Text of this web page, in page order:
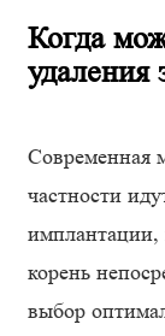
Когда
удаления
Современная
частности
имплантации,
корень
выбор